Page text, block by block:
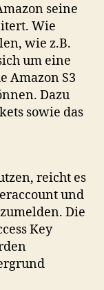
seine
Wie
wie z.B.
um eine
Amazon S3
Dazu
sowie das
reicht es
und
Die
Key